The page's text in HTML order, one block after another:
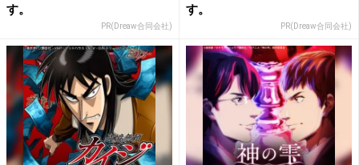
す。
PR(Dreaw合同会社)
す。
PR(Dreaw合同会社)